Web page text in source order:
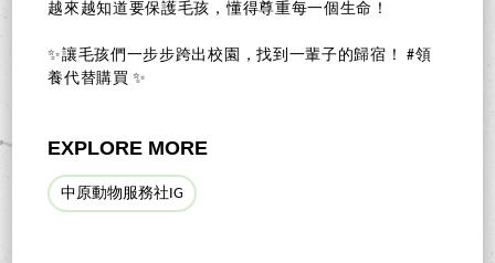
越來越知道要保護毛孩，懂得尊重每一個生命！
✨讓毛孩們一步步跨出校園，找到一輩子的歸宿！ #領
養代替購買 ✨
EXPLORE MORE
中原動物服務社IG